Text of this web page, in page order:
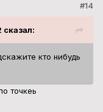
#14
кто нибудь
точкеь